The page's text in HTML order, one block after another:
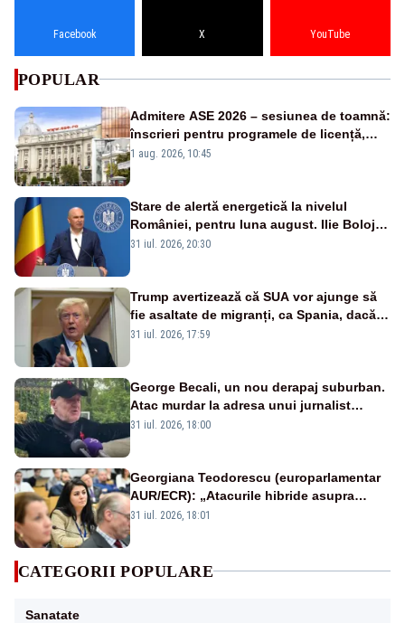
Facebook X YouTube
POPULAR
Admitere ASE 2026 – sesiunea de toamnă:
înscrieri pentru programele de licență,
masterat și doctorat
1 aug. 2026, 10:45
Stare de alertă energetică la nivelul
României, pentru luna august. Ilie Bolojan
a anunțat importuri și posibile restricții –
31 iul. 2026, 20:30
Trump avertizează că SUA vor ajunge să
fie asaltate de migranți, ca Spania, dacă
democrații câștigă alegerile din 2028
31 iul. 2026, 17:59
George Becali, un nou derapaj suburban.
Atac murdar la adresa unui jurnalist
sportiv – AUDIO
31 iul. 2026, 18:00
Georgiana Teodorescu (europarlamentar
AUR/ECR): „Atacurile hibride asupra
frontierelor europene trebuie oprite cu un
31 iul. 2026, 18:01
CATEGORII POPULARE
Sanatate